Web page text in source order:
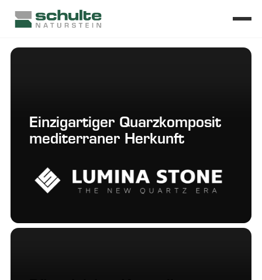
SCHULTE
Einzigartiger Quarzkomposit
mediterraner Herkunft